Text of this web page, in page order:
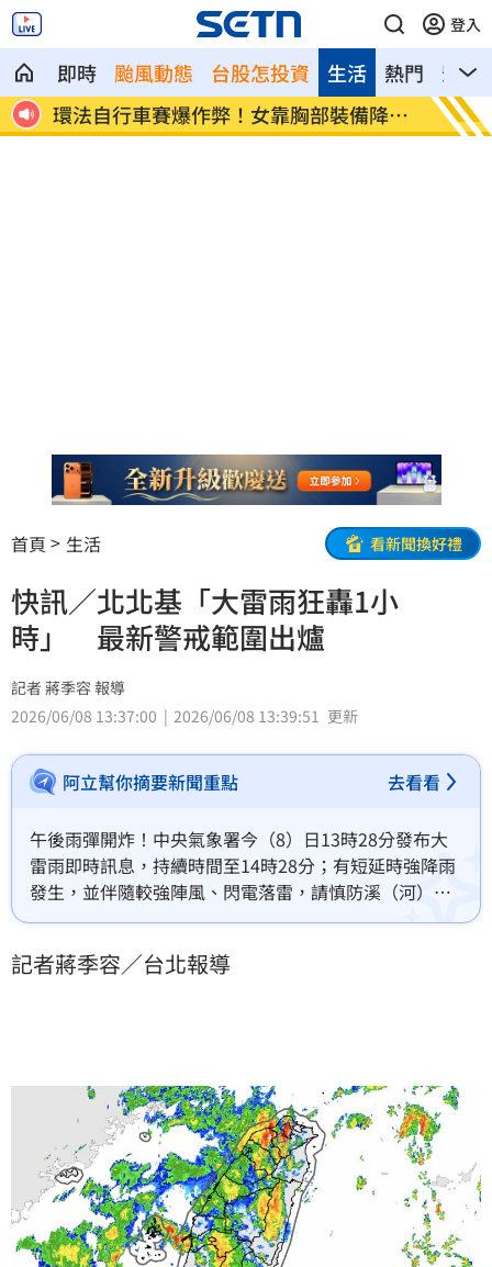
登入
即時 颱風動態 台股怎投資 熱門 影音
生活
風
學霸牙醫槓離職員工 為3萬筆電互告慘勝 俄羅
首頁 生活 看新聞換好禮
快訊／北北基「大雷雨狂轟1小
時」 最新警戒範圍出爐
記者 蔣季容 報導
2026/06/08 13:37:00
2026/06/08 13:39:51 更新
阿立幫你摘要新聞重點 去看看
午後雨彈開炸！中央氣象署今（8）日13時28分發布大
雷雨即時訊息，持續時間至14時28分；有短延時強降雨
發生，並伴隨較強陣風、閃電落雷，請慎防溪（河）水
暴漲、坍方、落石、低窪地區慎防積水、低能見度、雷
記者蔣季容／台北報導